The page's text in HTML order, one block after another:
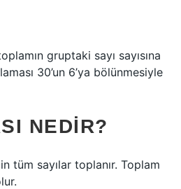
gruptaki sayı sayısına
30’un 6’ya bölünmesiyle
NEDIR?
tüm sayılar toplanır. Toplam